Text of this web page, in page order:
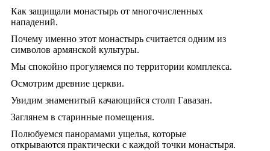
Как защищали монастырь от многочисленных
нападений.
Почему именно этот монастырь считается одним из
символов армянской культуры.
Мы спокойно прогуляемся по территории комплекса.
Осмотрим древние церкви.
Увидим знаменитый качающийся столп Гавазан.
Заглянем в старинные помещения.
Полюбуемся панорамами ущелья, которые
открываются практически с каждой точки монастыря.